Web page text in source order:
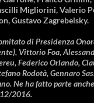
Migliorini, Valerio
Gustavo Zagrebelsky.
di Presidenza
Vittorio Foa,
Federico Orlando,
Rodotà, Gennaro
Ne ha fatto parte
2016.